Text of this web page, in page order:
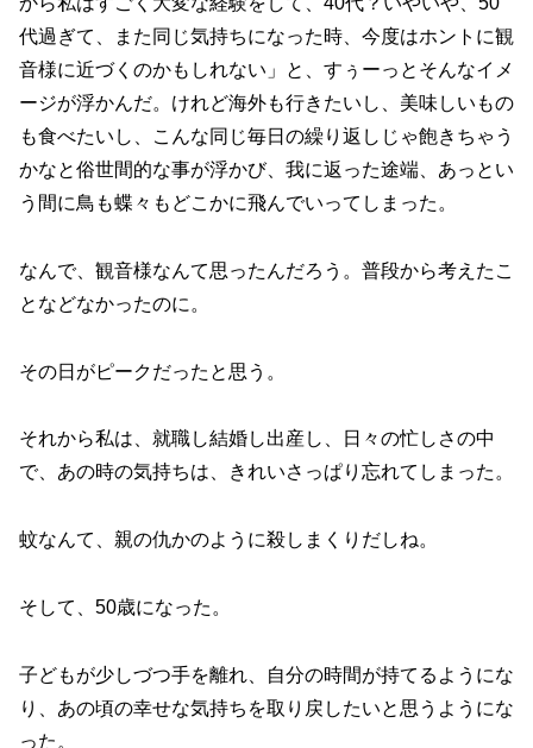
代過ぎて、また同じ気持ちになった時、今度はホントに観
音様に近づくのかもしれない」と、すぅーっとそんなイメ
ージが浮かんだ。けれど海外も行きたいし、美味しいもの
も食べたいし、こんな同じ毎日の繰り返しじゃ飽きちゃう
かなと俗世間的な事が浮かび、我に返った途端、あっとい
う間に鳥も蝶々もどこかに飛んでいってしまった。
なんで、観音様なんて思ったんだろう。普段から考えたこ
となどなかったのに。
その日がピークだったと思う。
それから私は、就職し結婚し出産し、日々の忙しさの中
で、あの時の気持ちは、きれいさっぱり忘れてしまった。
蚊なんて、親の仇かのように殺しまくりだしね。
そして、50歳になった。
子どもが少しづつ手を離れ、自分の時間が持てるようにな
り、あの頃の幸せな気持ちを取り戻したいと思うようにな
った。